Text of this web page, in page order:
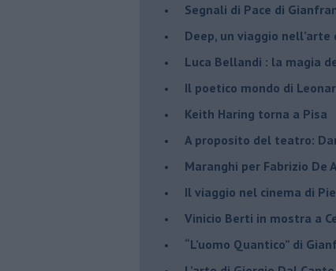
Segnali di Pace di
​Deep, un viaggio nell’arte
​Luca Bellandi : la magia
​Il poetico mondo di
​Keith Haring torna a Pisa
​A proposito del teatro:
Maranghi per Fabrizio De
​Il viaggio nel cinema di
Vinicio Berti in mostra a
“L’uomo Quantico” di